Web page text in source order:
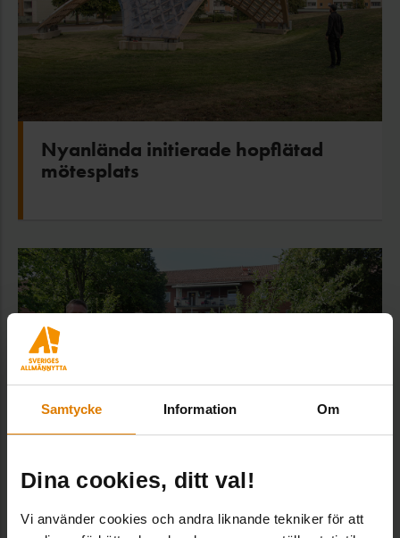
Samtycke Information Om
Dina cookies, ditt val!
Vi använder cookies och andra liknande tekniker för att
Nyanlända initierade hopflätad
mötesplats
Prischans för cirkulär och
inkluderande renovering